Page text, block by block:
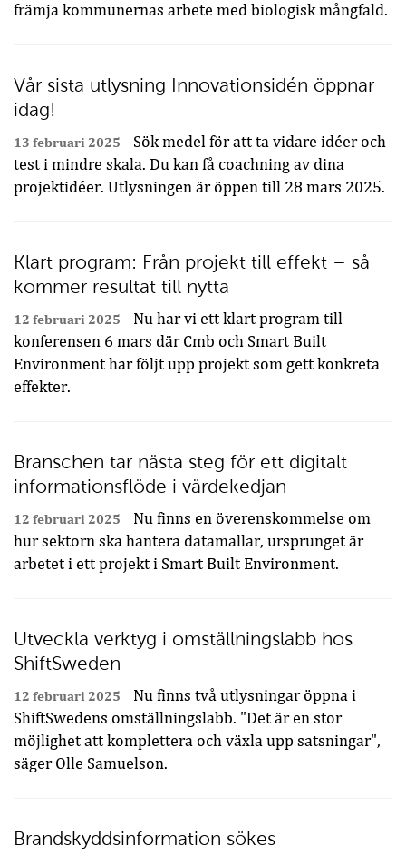
främja kommunernas arbete med biologisk mångfald.
Vår sista utlysning Innovationsidén öppnar
idag!
13 februari 2025
Sök medel för att ta vidare idéer och
test i mindre skala. Du kan få coachning av dina
projektidéer. Utlysningen är öppen till 28 mars 2025.
Klart program: Från projekt till effekt – så
kommer resultat till nytta
12 februari 2025
Nu har vi ett klart program till
konferensen 6 mars där Cmb och Smart Built
Environment har följt upp projekt som gett konkreta
effekter.
Branschen tar nästa steg för ett digitalt
informationsflöde i värdekedjan
12 februari 2025
Nu finns en överenskommelse om
hur sektorn ska hantera datamallar, ursprunget är
arbetet i ett projekt i Smart Built Environment.
Utveckla verktyg i omställningslabb hos
ShiftSweden
12 februari 2025
Nu finns två utlysningar öppna i
ShiftSwedens omställningslabb. "Det är en stor
möjlighet att komplettera och växla upp satsningar",
säger Olle Samuelson.
Brandskyddsinformation sökes